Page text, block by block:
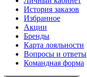
История заказов
Избранное
Акции
Бренды
Карта лояльности
Вопросы и ответы
Командная форма